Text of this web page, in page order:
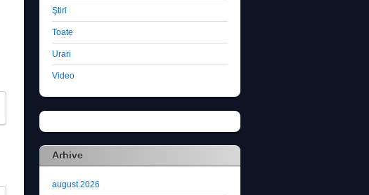
Ştiri
Toate
Urari
Video
Arhive
august 2026